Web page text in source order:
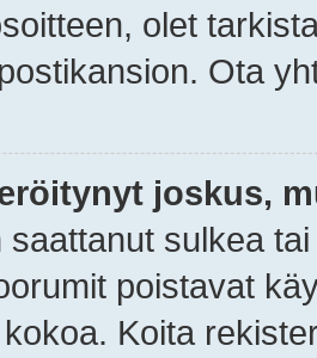
olet
Ota
joskus,
saattanut sulkea
poistavat
Koita